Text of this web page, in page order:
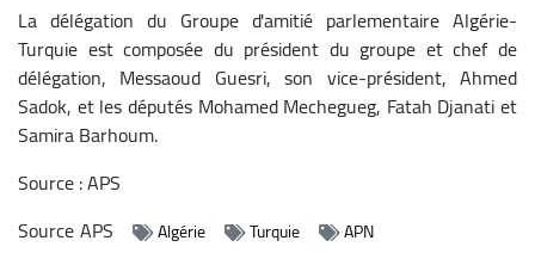
La délégation du Groupe d'amitié parlementaire Algérie-
Turquie est composée du président du groupe et chef de
délégation, Messaoud Guesri, son vice-président, Ahmed
Sadok, et les députés Mohamed Mechegueg, Fatah Djanati et
Samira Barhoum.
Source : APS
SourceAPS Algérie Turquie APN